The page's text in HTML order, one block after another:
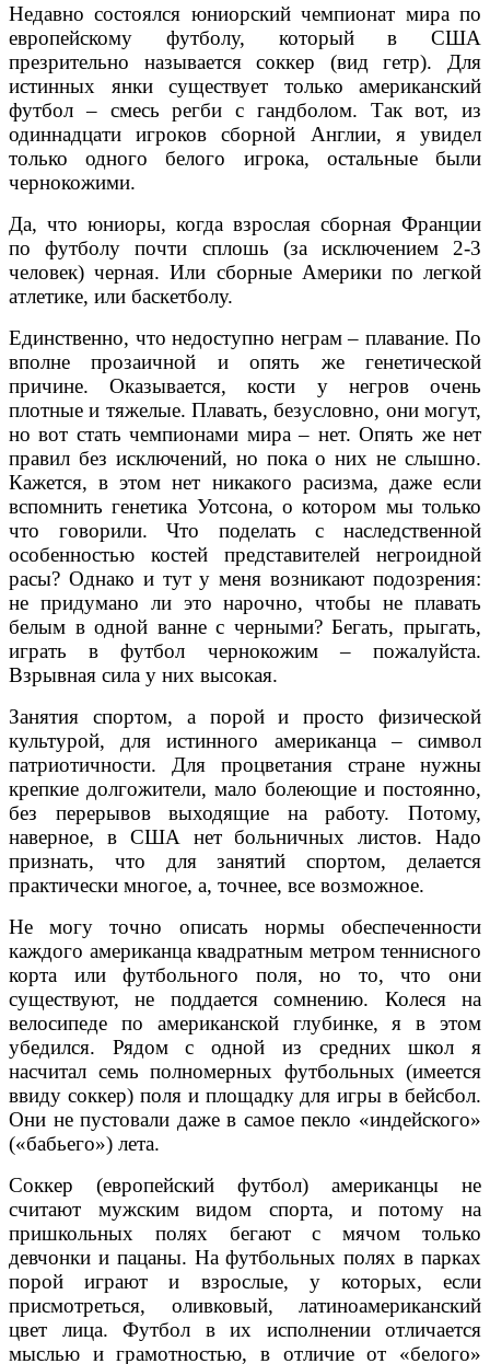
Недавно состоялся юниорский чемпионат мира по
европейскому футболу, который в США
презрительно называется соккер (вид гетр). Для
истинных янки существует только американский
футбол – смесь регби с гандболом. Так вот, из
одиннадцати игроков сборной Англии, я увидел
только одного белого игрока, остальные были
чернокожими.
Да, что юниоры, когда взрослая сборная Франции
по футболу почти сплошь (за исключением 2-3
человек) черная. Или сборные Америки по легкой
атлетике, или баскетболу.
Единственно, что недоступно неграм – плавание. По
вполне прозаичной и опять же генетической
причине. Оказывается, кости у негров очень
плотные и тяжелые. Плавать, безусловно, они могут,
но вот стать чемпионами мира – нет. Опять же нет
правил без исключений, но пока о них не слышно.
Кажется, в этом нет никакого расизма, даже если
вспомнить генетика Уотсона, о котором мы только
что говорили. Что поделать с наследственной
особенностью костей представителей негроидной
расы? Однако и тут у меня возникают подозрения:
не придумано ли это нарочно, чтобы не плавать
белым в одной ванне с черными? Бегать, прыгать,
играть в футбол чернокожим – пожалуйста.
Взрывная сила у них высокая.
Занятия спортом, а порой и просто физической
культурой, для истинного американца – символ
патриотичности. Для процветания стране нужны
крепкие долгожители, мало болеющие и постоянно,
без перерывов выходящие на работу. Потому,
наверное, в США нет больничных листов. Надо
признать, что для занятий спортом, делается
практически многое, а, точнее, все возможное.
Не могу точно описать нормы обеспеченности
каждого американца квадратным метром теннисного
корта или футбольного поля, но то, что они
существуют, не поддается сомнению. Колеся на
велосипеде по американской глубинке, я в этом
убедился. Рядом с одной из средних школ я
насчитал семь полномерных футбольных (имеется
ввиду соккер) поля и площадку для игры в бейсбол.
Они не пустовали даже в самое пекло «индейского»
(«бабьего») лета.
Соккер (европейский футбол) американцы не
считают мужским видом спорта, и потому на
пришкольных полях бегают с мячом только
девчонки и пацаны. На футбольных полях в парках
порой играют и взрослые, у которых, если
присмотреться, оливковый, латиноамериканский
цвет лица. Футбол в их исполнении отличается
мыслью и грамотностью, в отличие от «белого»